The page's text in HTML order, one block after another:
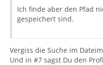
Ich finde aber den Pfad
gespeichert sind.
Vergiss die Suche im
Und in #7 sagst Du den